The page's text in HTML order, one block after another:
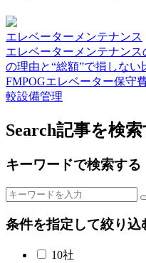
エレベーターメンテナンス
エレベーターメンテナン
の理由と“総額”で損しない
FMPOGエレベーター保守
較設備管理
Search記事を検索
キーワードで検索する
条件を指定して絞り込
10社